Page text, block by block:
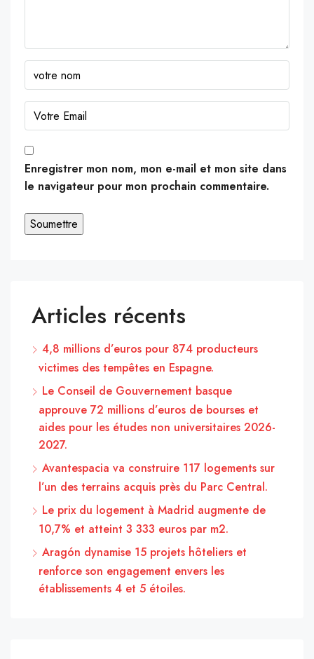
Enregistrer mon nom, mon e-mail et mon site dans
le navigateur pour mon prochain commentaire.
Articles récents
4,8 millions d’euros pour 874 producteurs
victimes des tempêtes en Espagne.
Le Conseil de Gouvernement basque
approuve 72 millions d’euros de bourses et
aides pour les études non universitaires 2026-
2027.
Avantespacia va construire 117 logements sur
l’un des terrains acquis près du Parc Central.
Le prix du logement à Madrid augmente de
10,7% et atteint 3 333 euros par m2.
Aragón dynamise 15 projets hôteliers et
renforce son engagement envers les
établissements 4 et 5 étoiles.